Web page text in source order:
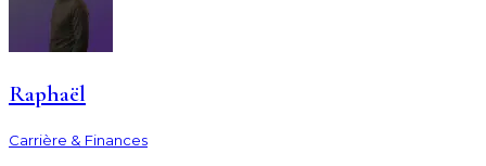
Raphaël
Carrière & Finances